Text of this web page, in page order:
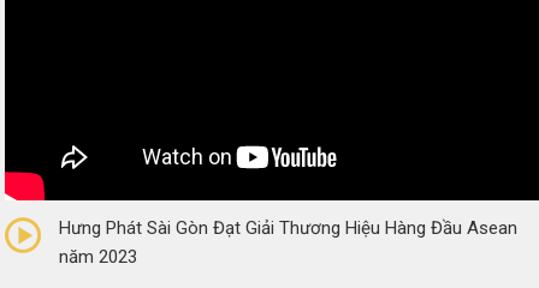
(0 Reviews)
Hưng Phát Sài Gòn Đạt Giải Thương Hiệu Hàng Đầu Asean
năm 2023